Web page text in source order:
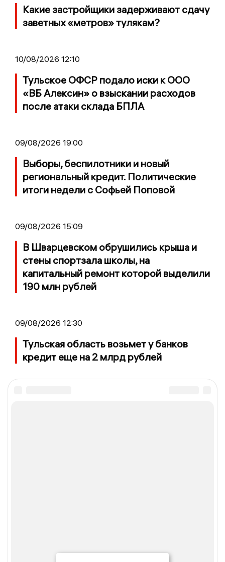
Какие застройщики задерживают сдачу
заветных «метров» тулякам?
10/08/2026 12:10
Тульское ОФСР подало иски к ООО
«ВБ Алексин» о взыскании расходов
после атаки склада БПЛА
09/08/2026 19:00
Выборы, беспилотники и новый
региональный кредит. Политические
итоги недели с Софьей Поповой
09/08/2026 15:09
В Шварцевском обрушились крыша и
стены спортзала школы, на
капитальный ремонт которой выделили
190 млн рублей
09/08/2026 12:30
Тульская область возьмет у банков
кредит еще на 2 млрд рублей